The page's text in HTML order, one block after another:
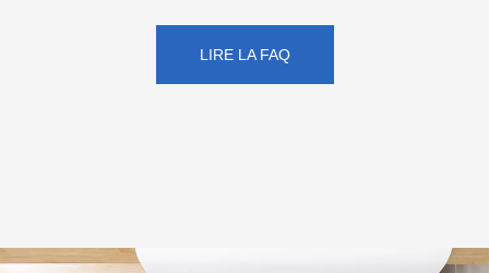
LIRE LA FAQ